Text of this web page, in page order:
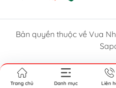
Bản quyền thuộc về Vua
Trang chủ Danh mục Liên